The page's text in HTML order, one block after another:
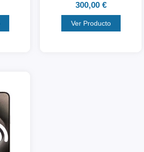
300,00 €
Ver Producto